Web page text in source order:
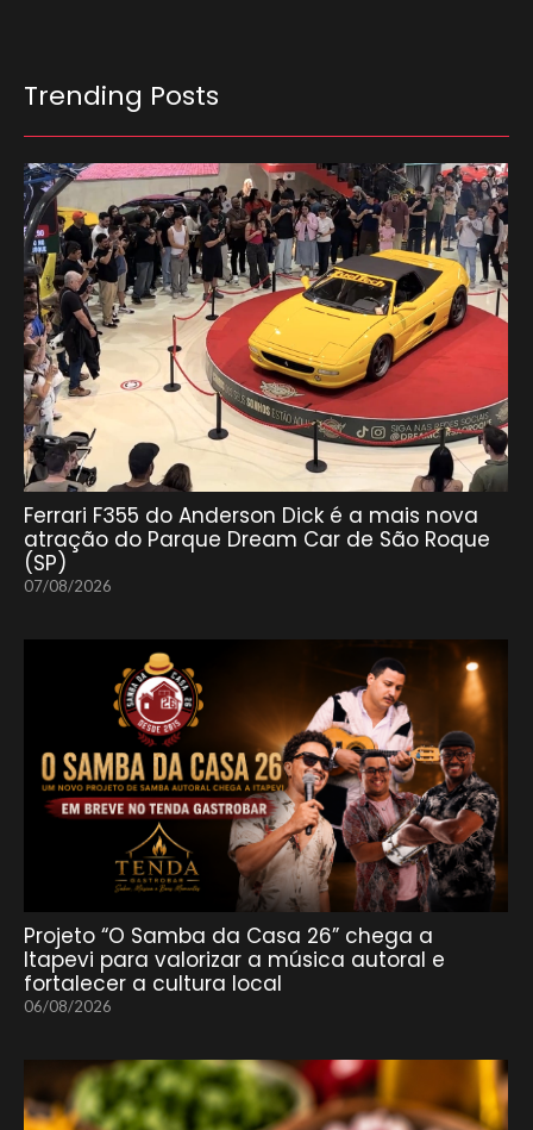
Trending Posts
Ferrari F355 do Anderson Dick é a mais nova
atração do Parque Dream Car de São Roque
(SP)
07/08/2026
Projeto “O Samba da Casa 26” chega a
Itapevi para valorizar a música autoral e
fortalecer a cultura local
06/08/2026